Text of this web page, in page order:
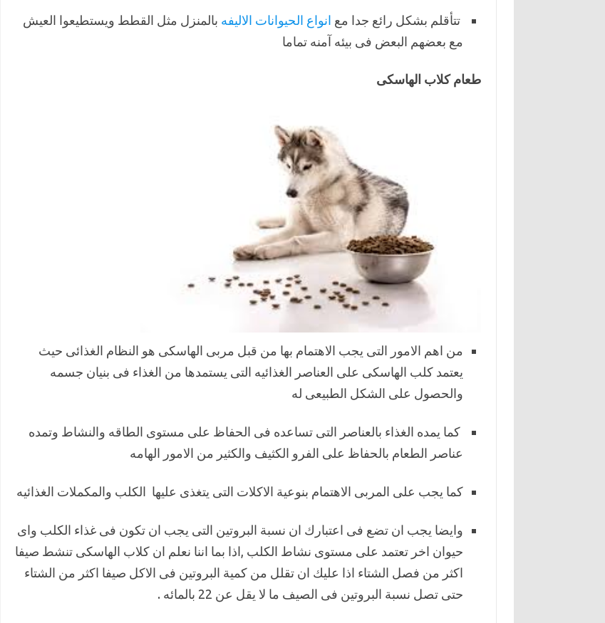
تتأقلم بشكل رائع جدا مع انواع الحيوانات الاليفه بالمنزل مثل القطط ويستطيعوا العيش
مع بعضهم البعض فى بيئه آمنه تماما
طعام كلاب الهاسكى
من اهم الامور التى يجب الاهتمام بها من قبل مربى الهاسكى هو النظام الغذائى حيث
يعتمد كلب الهاسكى على العناصر الغذائيه التى يستمدها من الغذاء فى بنيان جسمه
والحصول على الشكل الطبيعى له
كما يمده الغذاء بالعناصر التى تساعده فى الحفاظ على مستوى الطاقه والنشاط وتمده
عناصر الطعام بالحفاظ على الفرو الكثيف والكثير من الامور الهامه
كما يجب على المربى الاهتمام بنوعية الاكلات التى يتغذى عليها الكلب والمكملات الغذائيه
وايضا يجب ان تضع فى اعتبارك ان نسبة البروتين التى يجب ان تكون فى غذاء الكلب واى
حيوان اخر تعتمد على مستوى نشاط الكلب ,اذا بما اننا نعلم ان كلاب الهاسكى تنشط صيفا
اكثر من فصل الشتاء اذا عليك ان تقلل من كمية البروتين فى الاكل صيفا اكثر من الشتاء
حتى تصل نسبة البروتين فى الصيف ما لا يقل عن 22 بالمائه .